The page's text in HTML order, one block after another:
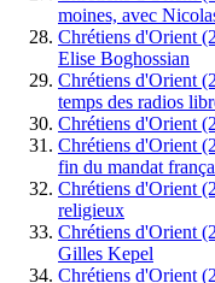
moines, avec
Chrétiens d'Orient
Elise Boghossian
Chrétiens d'Orient
temps des radios
Chrétiens d'Orient
Chrétiens d'Orient
fin du mandat
Chrétiens d'Orient
religieux
Chrétiens d'Orient
Gilles Kepel
Chrétiens d'Orient